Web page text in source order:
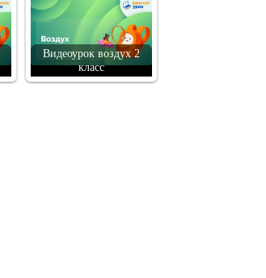
Видеоурок воздух 2
класс